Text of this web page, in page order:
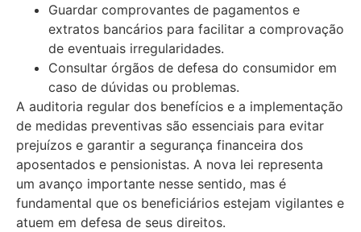
Guardar comprovantes de pagamentos e
extratos bancários para facilitar a comprovação
de eventuais irregularidades.
Consultar órgãos de defesa do consumidor em
caso de dúvidas ou problemas.
A auditoria regular dos benefícios e a implementação
de medidas preventivas são essenciais para evitar
prejuízos e garantir a segurança financeira dos
aposentados e pensionistas. A nova lei representa
um avanço importante nesse sentido, mas é
fundamental que os beneficiários estejam vigilantes e
atuem em defesa de seus direitos.